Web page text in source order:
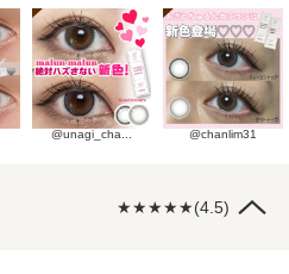
@unagi_cha... @chanlim31
★★★★★(4.5)